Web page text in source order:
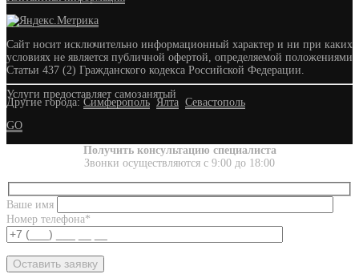
Сайт носит исключительно информационный характер и ни при каких
условиях не является публичной офертой, определяемой положениями
Статьи 437 (2) Гражданского кодекса Российской Федерации.
Услуги предоставляет самозанятый
Другие города: Симферополь Ялта Севастополь
GO
Получить консультацию специалиста
Звонки осуществляются с 9:00 до 18:00
Ваше имя
Номер телефона*